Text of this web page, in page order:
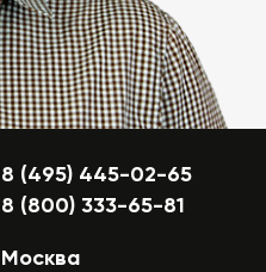
8 (495) 445-02-65
8 (800) 333-65-81
Москва